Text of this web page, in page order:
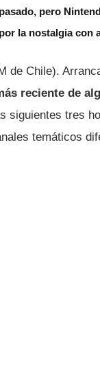
pero
la nostalgia con
de Chile).
reciente de
siguientes tres
temáticos